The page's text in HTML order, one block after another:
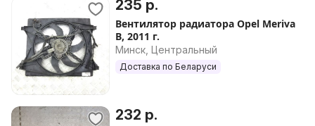
235 р.
Вентилятор радиатора Opel Meriva
B, 2011 г.
Минск, Центральный
Доставка по Беларуси
232 р.